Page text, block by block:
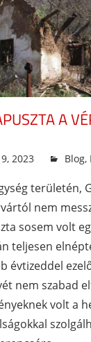
A
2023 Blog,
területén,
nem
sosem volt
teljesen
évtizeddel
nem szabad
volt a